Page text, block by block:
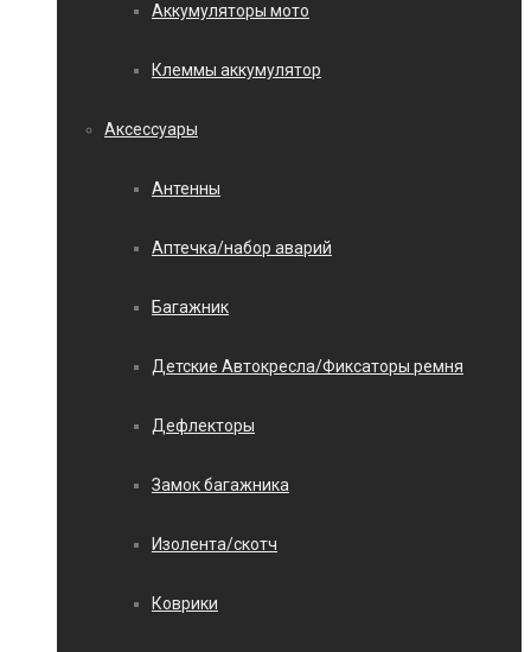
Аккумуляторы мото
Клеммы аккумулятор
Аксессуары
Антенны
Аптечка/набор аварий
Багажник
Детские Автокресла/Фиксаторы ремня
Дефлекторы
Замок багажника
Изолента/скотч
Коврики